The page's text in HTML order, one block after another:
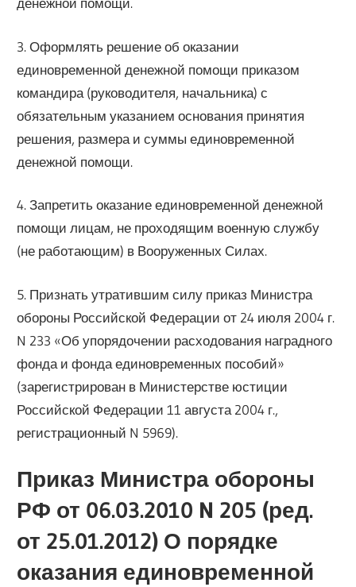
3. Оформлять решение об оказании
единовременной денежной помощи приказом
командира (руководителя, начальника) с
обязательным указанием основания принятия
решения, размера и суммы единовременной
денежной помощи.
4. Запретить оказание единовременной денежной
помощи лицам, не проходящим военную службу
(не работающим) в Вооруженных Силах.
5. Признать утратившим силу приказ Министра
обороны Российской Федерации от 24 июля 2004 г.
N 233 «Об упорядочении расходования наградного
фонда и фонда единовременных пособий»
(зарегистрирован в Министерстве юстиции
Российской Федерации 11 августа 2004 г.,
регистрационный N 5969).
Приказ Министра обороны
РФ от 06.03.2010 N 205 (ред.
от 25.01.2012) О порядке
оказания единовременной